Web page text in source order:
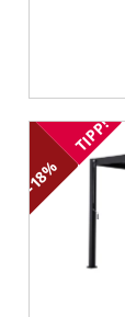
-18%
TIPP!